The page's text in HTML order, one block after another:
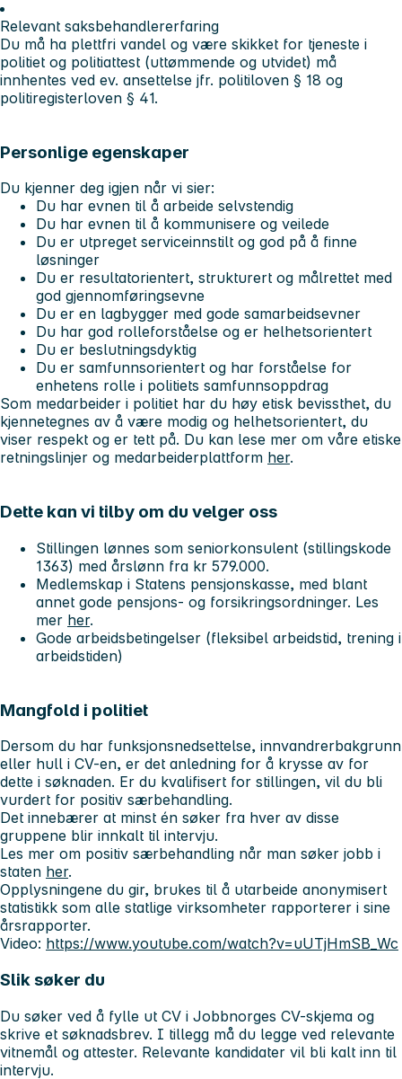
Relevant saksbehandlererfaring
Du må ha plettfri vandel og være skikket for tjeneste i
politiet og politiattest (uttømmende og utvidet) må
innhentes ved ev. ansettelse jfr. politiloven § 18 og
politiregisterloven § 41.
Personlige egenskaper
Du kjenner deg igjen når vi sier:
Du har evnen til å arbeide selvstendig
Du har evnen til å kommunisere og veilede
Du er utpreget serviceinnstilt og god på å finne
løsninger
Du er resultatorientert, strukturert og målrettet med
god gjennomføringsevne
Du er en lagbygger med gode samarbeidsevner
Du har god rolleforståelse og er helhetsorientert
Du er beslutningsdyktig
Du er samfunnsorientert og har forståelse for
enhetens rolle i politiets samfunnsoppdrag
Som medarbeider i politiet har du høy etisk bevissthet, du
kjennetegnes av å være modig og helhetsorientert, du
viser respekt og er tett på. Du kan lese mer om våre etiske
retningslinjer og medarbeiderplattform her.
Dette kan vi tilby om du velger oss
Stillingen lønnes som seniorkonsulent (stillingskode
1363) med årslønn fra kr 579.000.
Medlemskap i Statens pensjonskasse, med blant
annet gode pensjons- og forsikringsordninger. Les
mer her.
Gode arbeidsbetingelser (fleksibel arbeidstid, trening i
arbeidstiden)
Mangfold i politiet
Dersom du har funksjonsnedsettelse, innvandrerbakgrunn
eller hull i CV-en, er det anledning for å krysse av for
dette i søknaden. Er du kvalifisert for stillingen, vil du bli
vurdert for positiv særbehandling.
Det innebærer at minst én søker fra hver av disse
gruppene blir innkalt til intervju.
Les mer om positiv særbehandling når man søker jobb i
staten her.
Opplysningene du gir, brukes til å utarbeide anonymisert
statistikk som alle statlige virksomheter rapporterer i sine
årsrapporter.
Video: https://www.youtube.com/watch?v=uUTjHmSB_Wc
Slik søker du
Du søker ved å fylle ut CV i Jobbnorges CV-skjema og
skrive et søknadsbrev. I tillegg må du legge ved relevante
vitnemål og attester. Relevante kandidater vil bli kalt inn til
intervju.